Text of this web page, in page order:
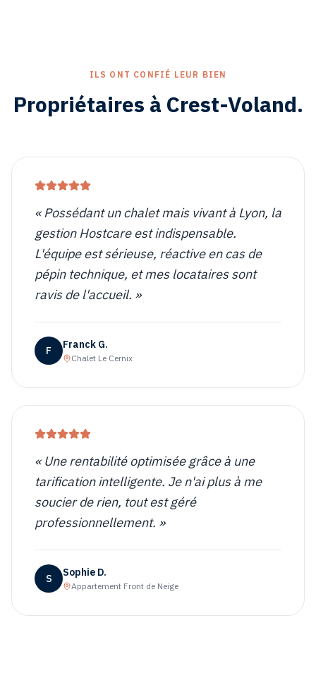
ILS ONT CONFIÉ LEUR BIEN
Propriétaires à Crest-Voland.
«Possédant un chalet mais vivant à Lyon, la
gestion Hostcare est indispensable.
L'équipe est sérieuse, réactive en cas de
pépin technique, et mes locataires sont
ravis de l'accueil. »
F Franck G.
Chalet Le Cernix
«Une rentabilité optimisée grâce à une
tarification intelligente. Je n'ai plus à me
soucier de rien, tout est géré
professionnellement. »
S Sophie D.
Appartement Front de Neige